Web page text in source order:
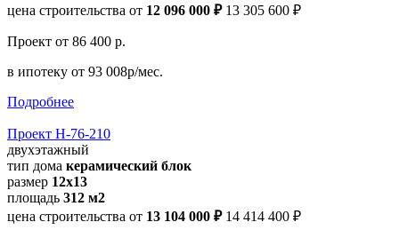
цена строительства от 12 096 000 ₽ 13 305 600 ₽
Проект от 86 400 р.
в ипотеку от 93 008р/мес.
Подробнее
Проект Н-76-210
двухэтажный
тип дома керамический блок
размер 12x13
площадь 312 м2
цена строительства от 13 104 000 ₽ 14 414 400 ₽